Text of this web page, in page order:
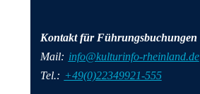
Kontakt für Führungsbuchungen
Mail: info@kulturinfo-rheinland.de
Tel.: +49(0)22349921-555